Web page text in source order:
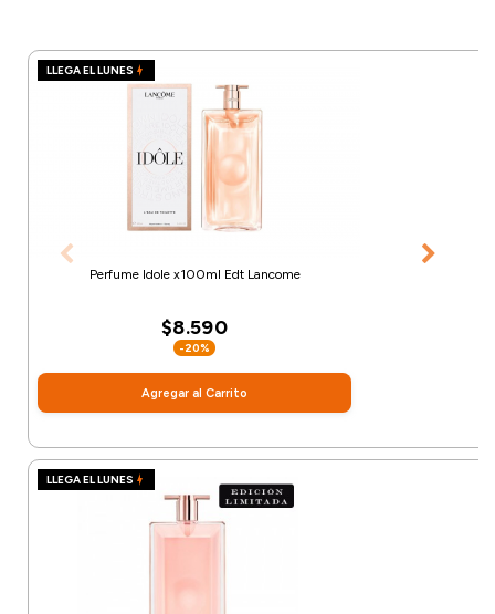
LLEGA EL LUNES
Perfume Idole x100ml Edt Lancome
$8.590
-20%
Agregar al Carrito
LLEGA EL LUNES